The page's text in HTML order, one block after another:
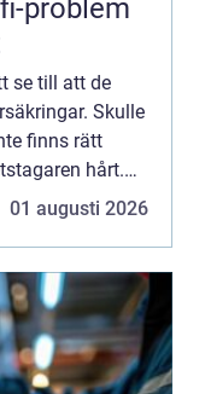
problem
se till att de
Skulle
finns rätt
hårt.
anställda
01 augusti 2026